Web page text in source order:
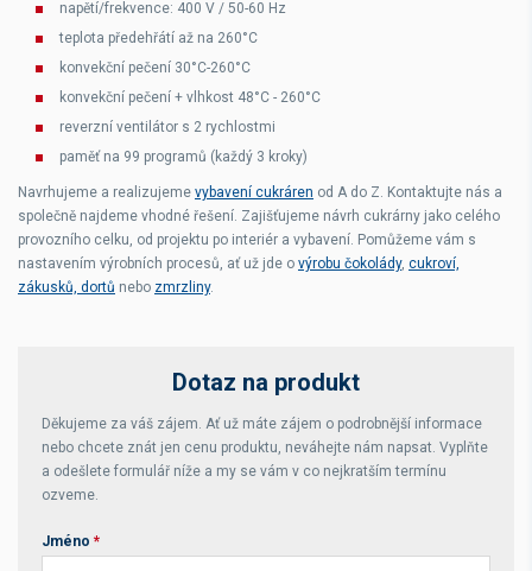
napětí/frekvence: 400 V / 50-60 Hz
teplota předehřátí až na 260°C
konvekční pečení 30°C-260°C
konvekční pečení + vlhkost 48°C - 260°C
reverzní ventilátor s 2 rychlostmi
paměť na 99 programů (každý 3 kroky)
Navrhujeme a realizujeme vybavení cukráren od A do Z. Kontaktujte nás a
společně najdeme vhodné řešení. Zajišťujeme návrh cukrárny jako celého
provozního celku, od projektu po interiér a vybavení. Pomůžeme vám s
nastavením výrobních procesů, ať už jde o výrobu čokolády, cukroví,
zákusků, dortů nebo zmrzliny.
Dotaz na produkt
Děkujeme za váš zájem. Ať už máte zájem o podrobnější informace
nebo chcete znát jen cenu produktu, neváhejte nám napsat. Vyplňte
a odešlete formulář níže a my se vám v co nejkratším termínu
ozveme.
Jméno *